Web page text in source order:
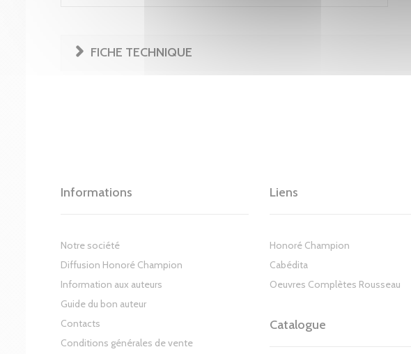
FICHE TECHNIQUE
Informations
Notre société
Diffusion Honoré Champion
Information aux auteurs
Guide du bon auteur
Contacts
Conditions générales de vente
Liens
Honoré Champion
Cabédita
Oeuvres Complètes Rousseau
Catalogue